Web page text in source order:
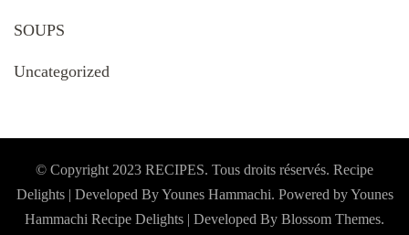
SOUPS
Uncategorized
© Copyright 2023 RECIPES. Tous droits réservés. Recipe
Delights | Developed By Younes Hammachi. Powered by Younes
Hammachi Recipe Delights | Developed By Blossom Themes.